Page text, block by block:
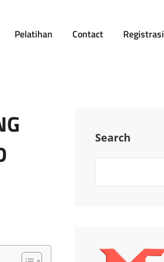
Pelatihan Contact Registrasi
Search